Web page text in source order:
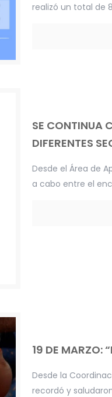
realizó un total de
SE CONTINUA
DIFERENTES
Desde el Área de
a cabo entre el
19 DE MARZO:
Desde la
recordó y